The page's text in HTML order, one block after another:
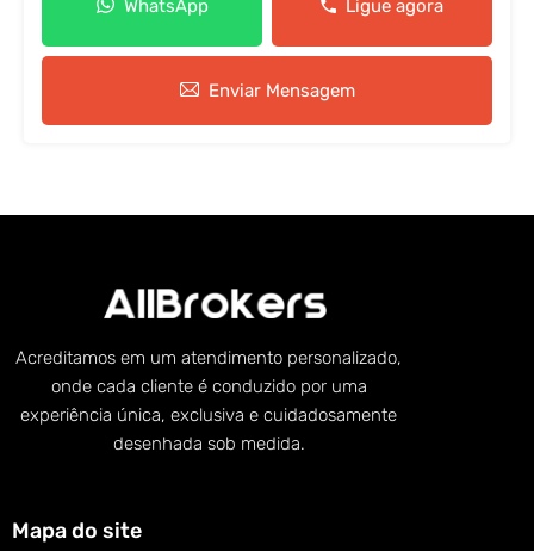
WhatsApp Ligue agora
Enviar Mensagem
Acreditamos em um atendimento personalizado,
onde cada cliente é conduzido por uma
experiência única, exclusiva e cuidadosamente
desenhada sob medida.
Mapa do site